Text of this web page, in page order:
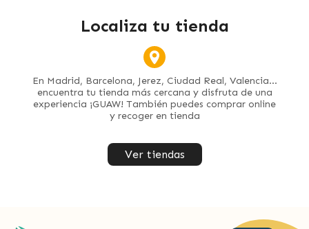
Localiza tu tienda
En Madrid, Barcelona, Jerez, Ciudad Real, Valencia...
encuentra tu tienda más cercana y disfruta de una
experiencia ¡GUAW! También puedes comprar online
y recoger en tienda
Ver tiendas